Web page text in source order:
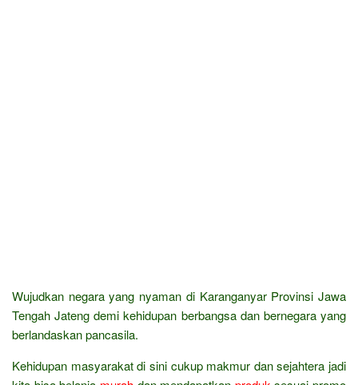
Wujudkan negara yang nyaman di Karanganyar Provinsi Jawa
Tengah Jateng demi kehidupan berbangsa dan bernegara yang
berlandaskan pancasila.
Kehidupan masyarakat di sini cukup makmur dan sejahtera jadi